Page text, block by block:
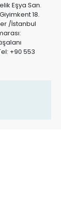
Eşya San.
18.
/İstanbul
+90 553